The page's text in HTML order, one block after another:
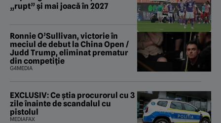
„rupt” și mai joacă în 2027
Ronnie O’Sullivan, victorie în
meciul de debut la China Open /
Judd Trump, eliminat prematur
din competiție
G4MEDIA
EXCLUSIV: Ce știa procurorul cu 3
zile înainte de scandalul cu
pistolul
MEDIAFAX